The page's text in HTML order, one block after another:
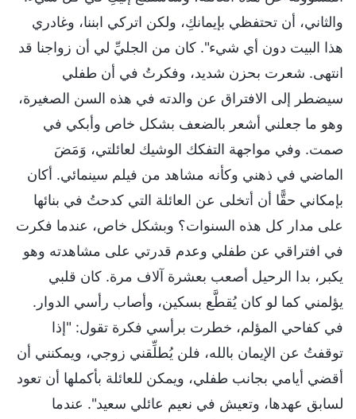
والثاني، أن تحتفظي بإيمانكِ، ولكن اتركي ابننا، وغادري
هذا البيت دون أي شيء". كان من الجليِّ لي أن زواجنا قد
انتهى. شعرت بحزن شديد، وفكرتُ في أن طفلي
سيضطر إلى الافتراق عن والدته في هذه السن الصغيرة،
وهو ما جعلني أشعر بالضعف بشكل خاص وأبكي في
صمت. وفي مواجهة التفكك الوشيك لعائلتي، وَمَضَ
الماضي في ذهني وكأنه مشاهد من فيلم سينمائي. أكان
بإمكاني حقًّا أن أتخلى عن العائلة التي كدحتُ في بنائها
على مدار كل هذه السنوات؟ وبشكل خاص، عندما فكرت
في افتراقي عن طفلي وعدم قدرتي على مشاهدته وهو
يكبر، بدا الرحيل أصعب بعشرة آلاف مرة. كان قلبي
يؤلمني كما لو كان يُقطَّع بسكين، وأصاب رأسي الدوار.
في كفاحي المؤلم، خطرت برأسي فكرة تقول: "إذا
توقفتُ عن الإيمان بالله، فلن يُطلِّقني زوجي، ويمكنني أن
أقضي أيامي بجانب طفلي، ويمكن للعائلة بأكملها أن تعود
لسابق عهدها، وتعيش في نعيم عائلي سعيد". عندما